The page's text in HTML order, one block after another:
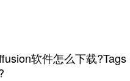
软件怎么下载?Tags